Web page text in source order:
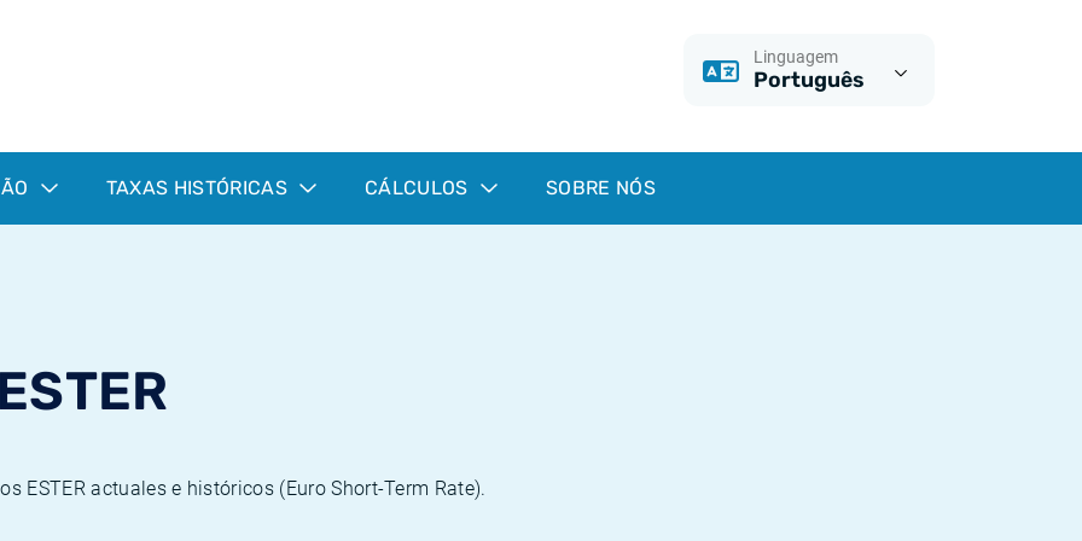
Linguagem
Português
TAXAS HISTÓRICAS CÁLCULOS SOBRE NÓS
ESTER actuales e históricos (Euro Short-Term Rate).